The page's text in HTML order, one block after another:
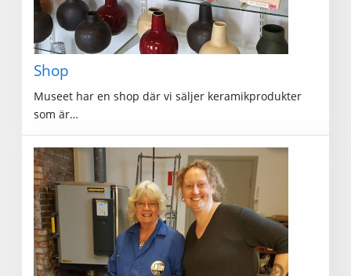
Shop
Museet har en shop där vi säljer keramikprodukter
som är…